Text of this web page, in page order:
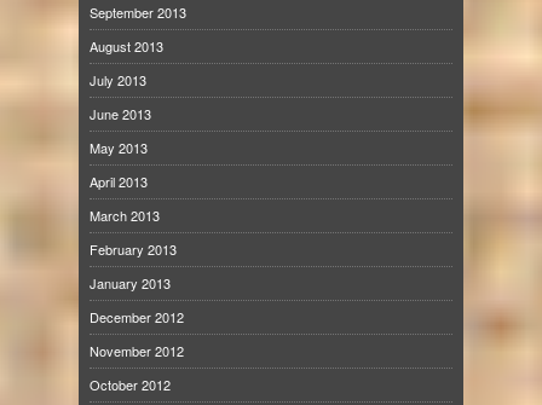
September 2013
August 2013
July 2013
June 2013
May 2013
April 2013
March 2013
February 2013
January 2013
December 2012
November 2012
October 2012